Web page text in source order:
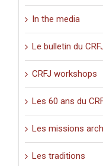
In the media
Le bulletin du
CRFJ workshops
Les 60 ans du
Les missions
Les traditions